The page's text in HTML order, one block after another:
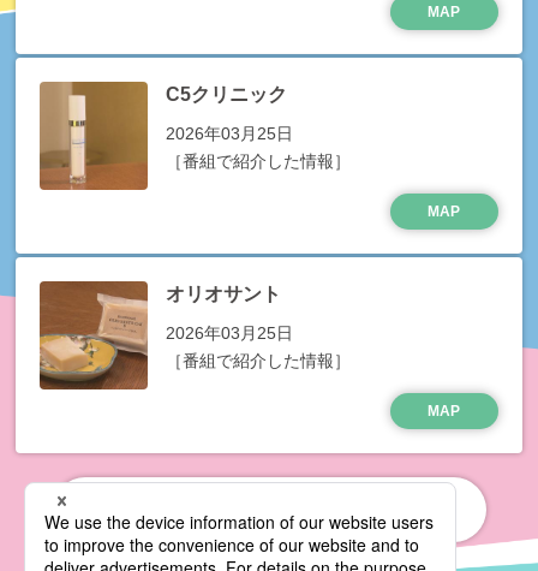
MAP
C5クリニック
2026年03月25日
［番組で紹介した情報］
MAP
オリオサント
2026年03月25日
［番組で紹介した情報］
MAP